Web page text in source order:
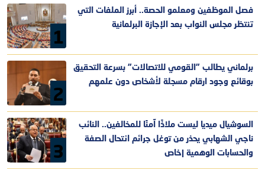
1
فصل الموظفين ومعلمو الحصة.. أبرز الملفات التي
تنتظر مجلس النواب بعد الإجازة البرلمانية
2
برلماني يطالب "القومي للاتصالات" بسرعة التحقيق
بوقائع وجود ارقام مسجلة لأشخاص دون علمهم
3
السوشيال ميديا ليست ملاذًا آمنًا للمخالفين.. النائب
ناجي الشهابي يحذر من توغل جرائم انتحال الصفة
والحسابات الوهمية |خاص